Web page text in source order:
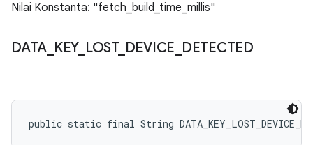
Nilai Konstanta: "fetch_build_time_millis"
DATA KEY_ LOST_ DEVICE DETECTED
public static final String